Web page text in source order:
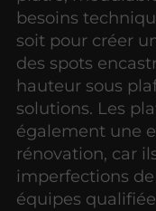
besoins
soit pour créer
des spots
hauteur sous
solutions. Les
également une
rénovation, car
imperfections
équipes